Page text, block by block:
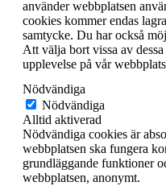
använder webbplatsen
cookies kommer endas
samtycke. Du har också
Att välja bort vissa av
upplevelse på vår
Nödvändiga
Nödvändiga
Alltid aktiverad
Nödvändiga cookies är
webbplatsen ska fungera
grundläggande funktioner
webbplatsen, anonymt.